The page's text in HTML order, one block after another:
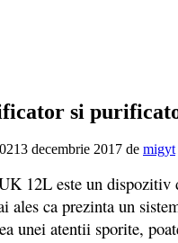
si
3 decembrie 2017 de migyt
este un dispozitiv
ales ca prezinta un
unei atentii sporite,